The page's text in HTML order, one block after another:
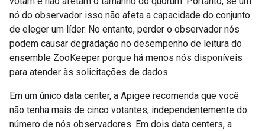
nó do observador isso não afeta a capacidade do conjunto
de eleger um líder. No entanto, perder o observador nós
podem causar degradação no desempenho de leitura do
ensemble ZooKeeper porque há menos nós disponíveis
para atender às solicitações de dados.
Em um único data center, a Apigee recomenda que você
não tenha mais de cinco votantes, independentemente do
número de nós observadores. Em dois data centers, a